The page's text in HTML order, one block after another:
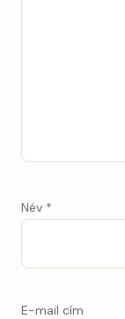
Név *
E-mail cím